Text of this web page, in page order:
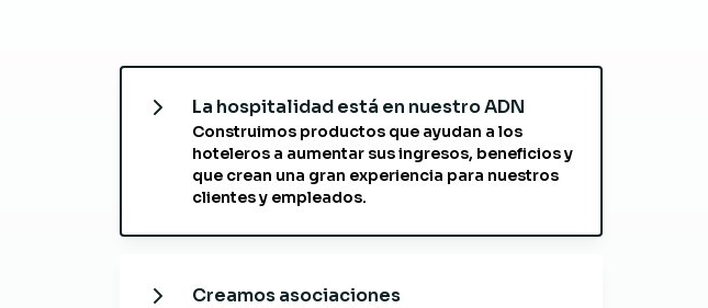
La hospitalidad está en nuestro ADN
Construimos productos que ayudan a los
hoteleros a aumentar sus ingresos, beneficios y
que crean una gran experiencia para nuestros
clientes y empleados.
Creamos asociaciones